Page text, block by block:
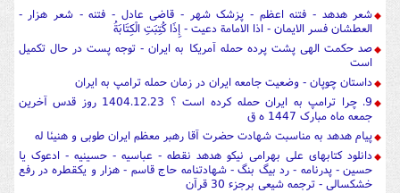
شعر هدهد - فتنه اعظم - پزشک شهر - قاضی عادل - فتنه - شعر هزار -
العطشان فسر الایمان - اذا الامامة دعیت - إِذَا كُتِبَتِ الْكِتَابَةُ
صد حکمت الهی پشت پرده حمله آمریکا به ایران - توجه پست در حال تکمیل
است
داستان چوپان - وضعیت جامعه ایران در زمان حمله ترامپ به ایران
9. چرا ترامپ به ایران حمله کرده است ؟ 1404.12.23 روز قدس آخرین
جمعه ماه مبارک 1447 ه ق
پیام هدهد به مناسبت شهادت حضرت آقا رهبر معظم ایران طوبی و هنیئا له
دانلود کتابهای علی بهرامی نیکو هدهد نقطه - عباسیه - حسینیه - ادعوک یا
حسین - پدرنامه - رد بیگ بنگ - شهادتنامه حاج قاسم - هزار و یکقطره در رفع
خشکسالی - ترجمه شیعی برجزء 30 قرآن